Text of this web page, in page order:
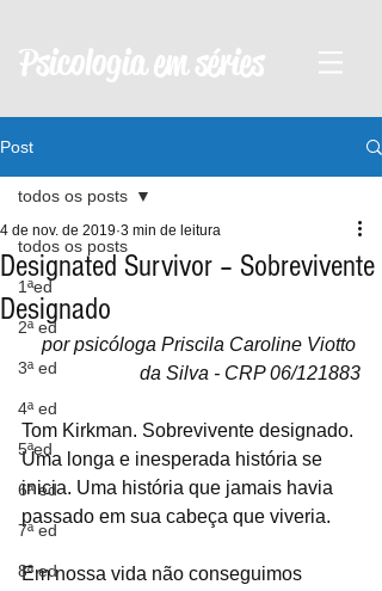
Psicologia em séries
Post
todos os posts
1ªed
2ª ed
3ª ed
4ª ed
5ªed
6ª ed
7ª ed
8ª ed
todos os posts
Designated Survivor – Sobrevivente
Designado
4 de nov. de 2019 3 min de leitura
por psicóloga Priscila Caroline Viotto
da Silva - CRP 06/121883
Tom Kirkman. Sobrevivente designado.
Uma longa e inesperada história se
inicia. Uma história que jamais havia
passado em sua cabeça que viveria.
Em nossa vida não conseguimos